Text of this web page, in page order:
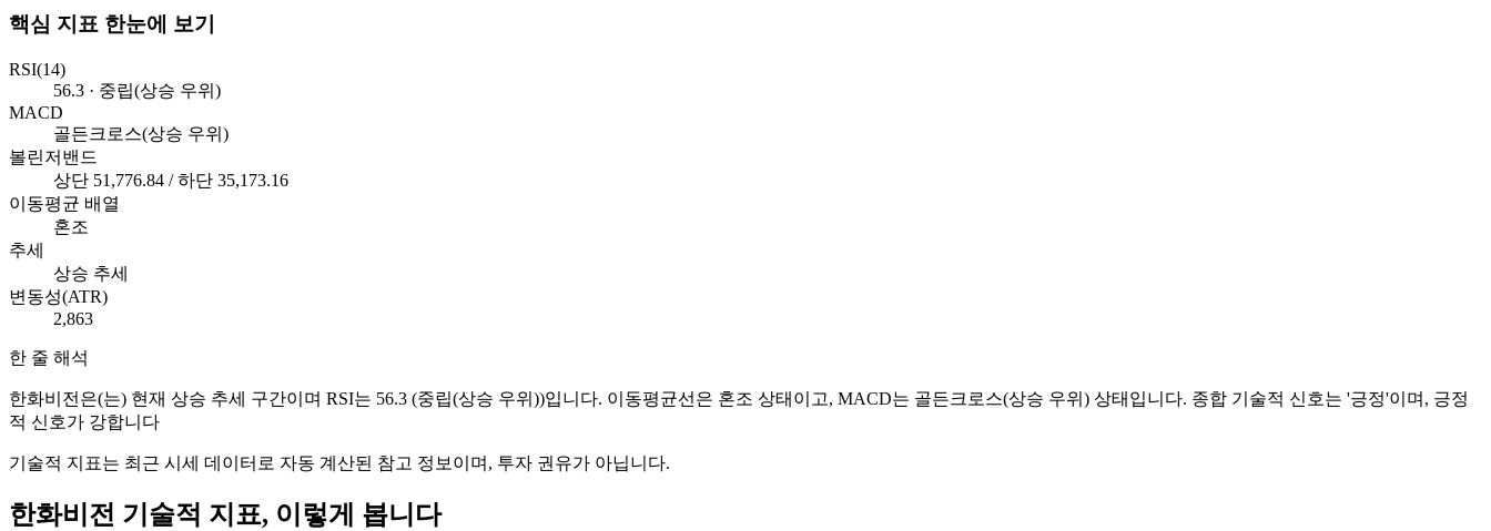
핵심 지표 한눈에 보기
RSI(14)
56.3 · 중립(상승 우위)
MACD
골든크로스(상승 우위)
볼린저밴드
상단 51,776.84 / 하단 35,173.16
이동평균 배열
혼조
추세
상승 추세
변동성(ATR)
2,863
한 줄 해석
한화비전은(는) 현재 상승 추세 구간이며 RSI는 56.3 (중립(상승 우위))입니다. 이동평균선은 혼조 상태이고, MACD는 골든크로스(상승 우위) 상태입니다. 종합 기술적 신호는 '긍정'이며, 긍정
적 신호가 강합니다
기술적 지표는 최근 시세 데이터로 자동 계산된 참고 정보이며, 투자 권유가 아닙니다.
한화비전 기술적 지표, 이렇게 봅니다